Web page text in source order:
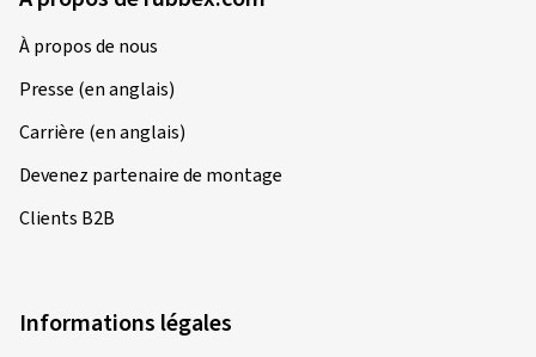
À propos de nous
Presse (en anglais)
Carrière (en anglais)
Devenez partenaire de montage
Clients B2B
Informations légales